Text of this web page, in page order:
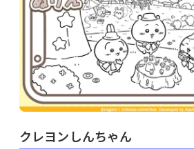
クレヨンしんちゃん